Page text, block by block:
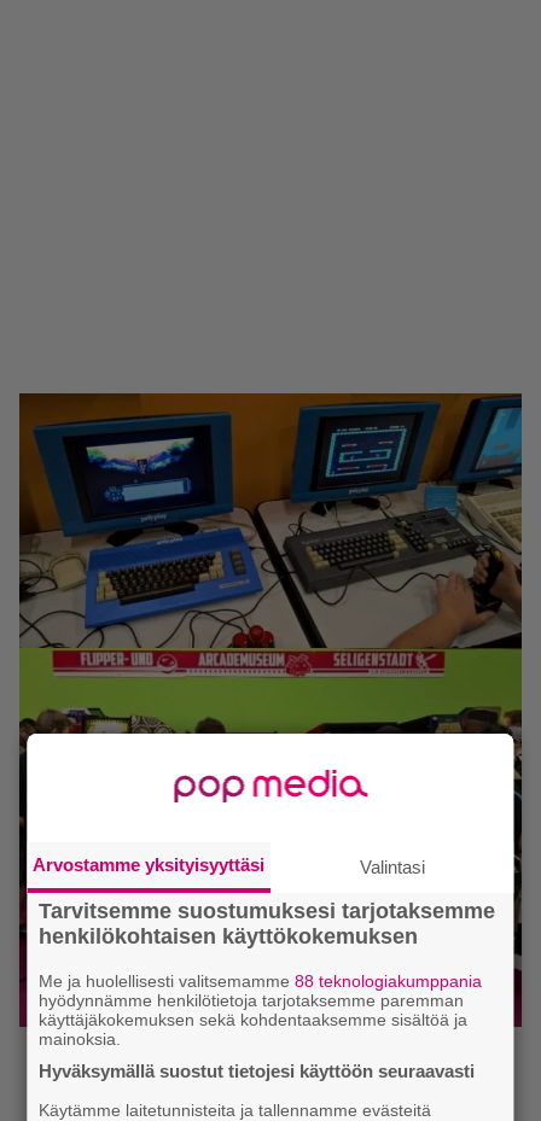
Arvostamme yksityisyyttäsi Valintasi
Tarvitsemme suostumuksesi tarjotaksemme
henkilökohtaisen käyttökokemuksen
Me ja huolellisesti valitsemamme88 teknologiakumppania
hyödynnämme henkilötietoja tarjotaksemme paremman
käyttäjäkokemuksen sekä kohdentaaksemme sisältöä ja
mainoksia.
Hyväksymällä suostut tietojesi käyttöön seuraavasti
Käytämme laitetunnisteita ja tallennamme evästeitä